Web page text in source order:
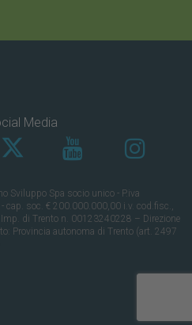
Media
Sviluppo Spa socio unico - P.iva
cap. soc. € 200.000.000,00 i.v. cod.fisc.,
di Trento n. 00123240228 – Direzione
Provincia autonoma di Trento (art. 2497